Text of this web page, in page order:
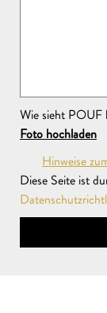
Wie sieht POUF
Foto hochladen
Hinweise
Diese Seite ist